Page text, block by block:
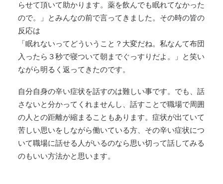
らせて頂いて助かります。薬を飲んでも眠れてなかった
ので。」とみんなの前で言ってきました。その時の皆の
反応は
「眠れないってどういうこと？大変だね。私なんて布団
入ったら３秒で寝ついて朝までぐっすりだよ。」と笑い
ながら明るく返ってきたのです。
自分自身の辛い症状を話すのは難しい事です。でも、話
さないと分かってくれませんし、話すことで職場で周囲
の人との距離が縮まることもあります。症状が出ていて
苦しい思いをしながら働いている方、その辛い症状につ
いて職場に話せる人がいるのなら思い切って話してみる
のもいい方法かと思います。